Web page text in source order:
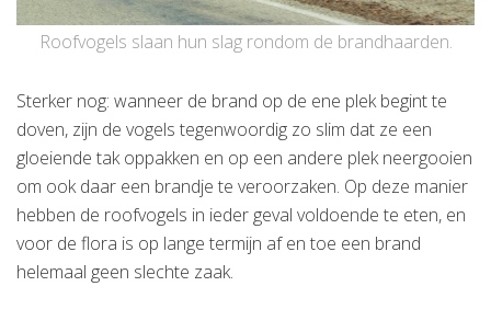
Roofvogels slaan hun slag rondom de brandhaarden.
Sterker nog: wanneer de brand op de ene plek begint te
doven, zijn de vogels tegenwoordig zo slim dat ze een
gloeiende tak oppakken en op een andere plek neergooien
om ook daar een brandje te veroorzaken. Op deze manier
hebben de roofvogels in ieder geval voldoende te eten, en
voor de flora is op lange termijn af en toe een brand
helemaal geen slechte zaak.